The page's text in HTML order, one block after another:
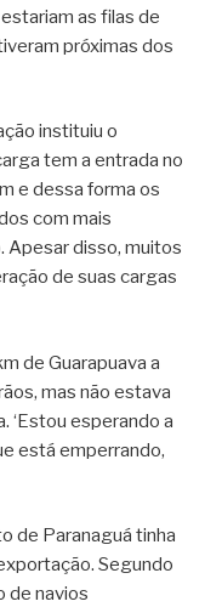
as filas de
próximas dos
instituiu o
tem a entrada no
e dessa forma os
com mais
Apesar disso, muitos
de suas cargas
de Guarapuava a
mas não estava
‘Estou esperando a
está emperrando,
de Paranaguá tinha
Segundo
de navios